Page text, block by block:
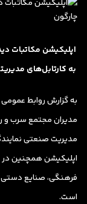
اپلیکیشن مکاتبات
به کارتابل‌های مدیریتی‌شان در 6 سازمان
به گزارش روابط عمومی
مدیران مجتمع سرب و
مدیریت صنعتی
اپلیکیشن همچنین در
فرهنگی، صنایع
است.